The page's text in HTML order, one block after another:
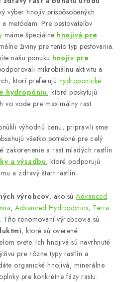
výber hnojív prispôsobených
metódam. Pre pestovateľov
máme špeciálne hnojivá pre
živiny pre tento typ pestovania.
našu ponuku hnojív pre
mikrobiálnu aktivitu a
ktorí preferujú hydroponické
hydropóniu, ktoré poskytujú
vo vode pre maximálny rast.
výhodnú cenu, pripravili sme
všetko potrebné pre celý
zakorenenie a rast mladých rastlín
a výsadbu, ktoré podporujú
a zdravý štart rastlín.
výrobcov, ako sú Advanced
, Advanced Hydroponics, Terra
Títo renomovaní výrobcovia sú
, ktoré sú overené
svete. Ich hnojivá sú navrhnuté
pre rôzne typy rastlín a
organické hnojivá, minerálne
pre konkrétne fázy rastu.